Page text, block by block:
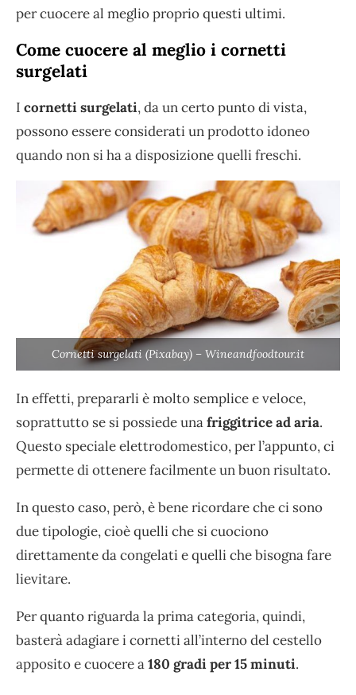
per cuocere al meglio proprio questi ultimi.
Come cuocere al meglio i cornetti
surgelati
I cornetti surgelati, da un certo punto di vista,
possono essere considerati un prodotto idoneo
quando non si ha a disposizione quelli freschi.
Cornetti surgelati (Pixabay) – Wineandfoodtour.it
In effetti, prepararli è molto semplice e veloce,
soprattutto se si possiede unafriggitrice ad aria.
Questo speciale elettrodomestico, per l’appunto, ci
permette di ottenere facilmente un buon risultato.
In questo caso, però, è bene ricordare che ci sono
due tipologie, cioè quelli che si cuociono
direttamente da congelati e quelli che bisogna fare
lievitare.
Per quanto riguarda la prima categoria, quindi,
basterà adagiare i cornetti all’interno del cestello
apposito e cuocere a180 gradi per 15 minuti.